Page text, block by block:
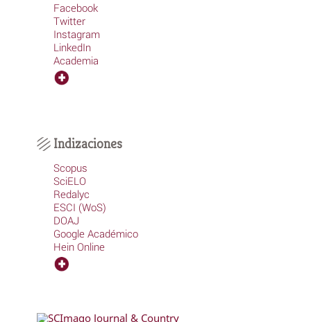
Facebook
Twitter
Instagram
LinkedIn
Academia
Indizaciones
Scopus
SciELO
Redalyc
ESCI (WoS)
DOAJ
Google Académico
Hein Online